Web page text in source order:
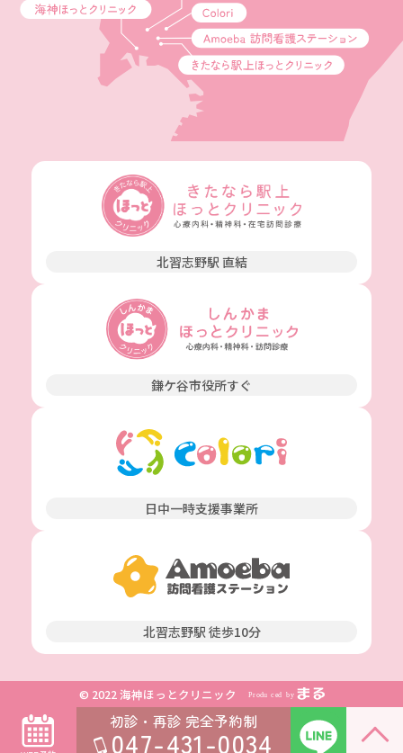
初診・再診 完全予約制
047-431-0034
北習志野駅 直結
鎌ケ谷市役所すぐ
日中一時支援事業所
北習志野駅 徒歩10分
© 2022 海神ほっとクリニック